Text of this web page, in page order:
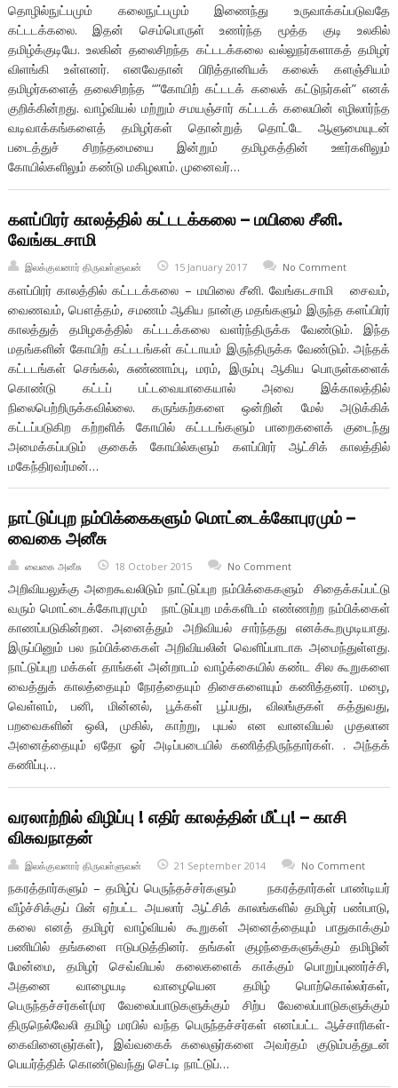
தொழில்நுட்பமும் கலைநுட்பமும் இணைந்து உருவாக்கப்படுவதே
கட்டடக்கலை. இதன் செம்பொருள் உணர்ந்த மூத்த குடி உலகில்
தமிழ்க்குடியே. உலகின் தலைசிறந்த கட்டடக்கலை வல்லுநர்களாகத் தமிழர்
விளங்கி உள்ளனர். எனவேதான் பிரித்தானியக் கலைக் களஞ்சியம்
தமிழர்களைத் தலைசிறந்த “”கோயிற் கட்டடக் கலைக் கட்டுநர்கள்” எனக்
குறிக்கின்றது. வாழ்வியல் மற்றும் சமயஞ்சார் கட்டடக் கலையின் எழிலார்ந்த
வடிவாக்கங்களைத் தமிழர்கள் தொன்றுத் தொட்டே ஆளுமையுடன்
படைத்துச் சிறந்தமையை இன்றும் தமிழகத்தின் ஊர்களிலும்
கோயில்களிலும் கண்டு மகிழலாம். முனைவர்…
களப்பிரர் காலத்தில் கட்டடக்கலை – மயிலை சீனி.
வேங்கடசாமி
இலக்குவனார் திருவள்ளுவன் 15 January 2017 No Comment
களப்பிரர் காலத்தில் கட்டடக்கலை – மயிலை சீனி. வேங்கடசாமி சைவம்,
வைணவம், பௌத்தம், சமணம் ஆகிய நான்கு மதங்களும் இருந்த களப்பிரர்
காலத்துத் தமிழகத்தில் கட்டடக்கலை வளர்ந்திருக்க வேண்டும். இந்த
மதங்களின் கோயிற் கட்டடங்கள் கட்டாயம் இருந்திருக்க வேண்டும். அந்தக்
கட்டடங்கள் செங்கல், சுண்ணாம்பு, மரம், இரும்பு ஆகிய பொருள்களைக்
கொண்டு கட்டப் பட்டவையாகையால் அவை இக்காலத்தில்
நிலைபெற்றிருக்கவில்லை. கருங்கற்களை ஒன்றின் மேல் அடுக்கிக்
கட்டப்படுகிற கற்றளிக் கோயில் கட்டடங்களும் பாறைகளைக் குடைந்து
அமைக்கப்படும் குகைக் கோயில்களும் களப்பிரர் ஆட்சிக் காலத்தில்
மகேந்திரவர்மன்…
நாட்டுப்புற நம்பிக்கைகளும் மொட்டைக்கோபுரமும் –
வைகை அனீசு
வைகை அனீசு 18 October 2015 No Comment
அறிவியலுக்கு அறைகூவலிடும் நாட்டுப்புற நம்பிக்கைகளும் சிதைக்கப்பட்டு
வரும் மொட்டைக்கோபுரமும் நாட்டுப்புற மக்களிடம் எண்ணற்ற நம்பிக்கைள்
காணப்படுகின்றன. அனைத்தும் அறிவியல் சார்ந்தது எனக்கூறமுடியாது.
இருப்பினும் பல நம்பிக்கைகள் அறிவியலின் வெளிப்பாடாக அமைந்துள்ளது.
நாட்டுப்புற மக்கள் தாங்கள் அன்றாடம் வாழ்க்கையில் கண்ட சில கூறுகளை
வைத்துக் காலத்தையும் நேரத்தையும் திசைகளையும் கணித்தனர். மழை,
வெள்ளம், பனி, மின்னல், பூக்கள் பூப்பது, விலங்குகள் கத்துவது,
பறவைகளின் ஒலி, முகில், காற்று, புயல் என வானவியல் முதலான
அனைத்தையும் ஏதோ ஓர் அடிப்படையில் கணித்திருந்தார்கள். . அந்தக்
கணிப்பு…
வரலாற்றில் விழிப்பு ! எதிர் காலத்தின் மீட்பு! – காசி
விசுவநாதன்
இலக்குவனார் திருவள்ளுவன் 21 September 2014 No Comment
நகரத்தார்களும் – தமிழ்ப் பெருந்தச்சர்களும் நகரத்தார்கள் பாண்டியர்
வீழ்ச்சிக்குப் பின் ஏற்பட்ட அயலார் ஆட்சிக் காலங்களில் தமிழர் பண்பாடு,
கலை எனத் தமிழர் வாழ்வியல் கூறுகள் அனைத்தையும் பாதுகாக்கும்
பணியில் தங்களை ஈடுபடுத்தினர். தங்கள் குழந்தைகளுக்கும் தமிழின்
மேன்மை, தமிழர் செவ்வியல் கலைகளைக் காக்கும் பொறுப்புணர்ச்சி,
அதனை வாழையடி வாழையென தமிழ் பொற்கொல்லர்கள்,
பெருந்தச்சர்கள்(மர வேலைப்பாடுகளுக்கும் சிற்ப வேலைப்பாடுகளுக்கும்
திருநெல்வேலி தமிழ் மரபில் வந்த பெருந்தச்சர்கள் எனப்பட்ட ஆச்சாரிகள்-
கைவினைஞர்கள்), இவ்வகைக் கலைஞர்களை அவர்தம் குடும்பத்துடன்
பெயர்த்திக் கொண்டுவந்து செட்டி நாட்டுப்…